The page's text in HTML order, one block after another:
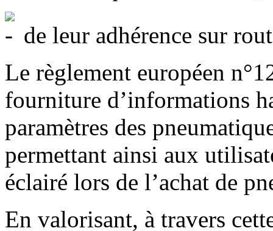
de leur adhérence sur
Le règlement européen
fourniture d’informations
paramètres des
permettant ainsi aux
éclairé lors de l’achat de
En valorisant, à travers